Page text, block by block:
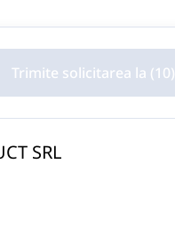
Trimite solicitarea la (10)
SRL